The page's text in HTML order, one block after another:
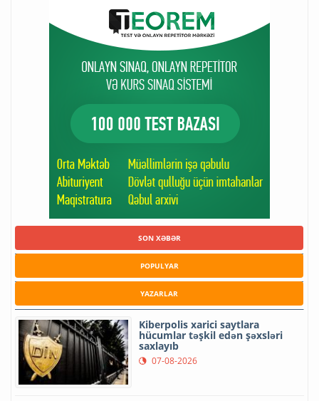
SON XƏBƏR
POPULYAR
YAZARLAR
Kiberpolis xarici saytlara
hücumlar təşkil edən şəxsləri
saxlayıb
07-08-2026